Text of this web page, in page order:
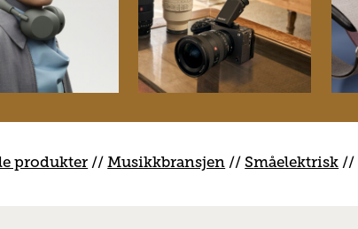
produkter //Musikkbransjen // Småelektrisk //